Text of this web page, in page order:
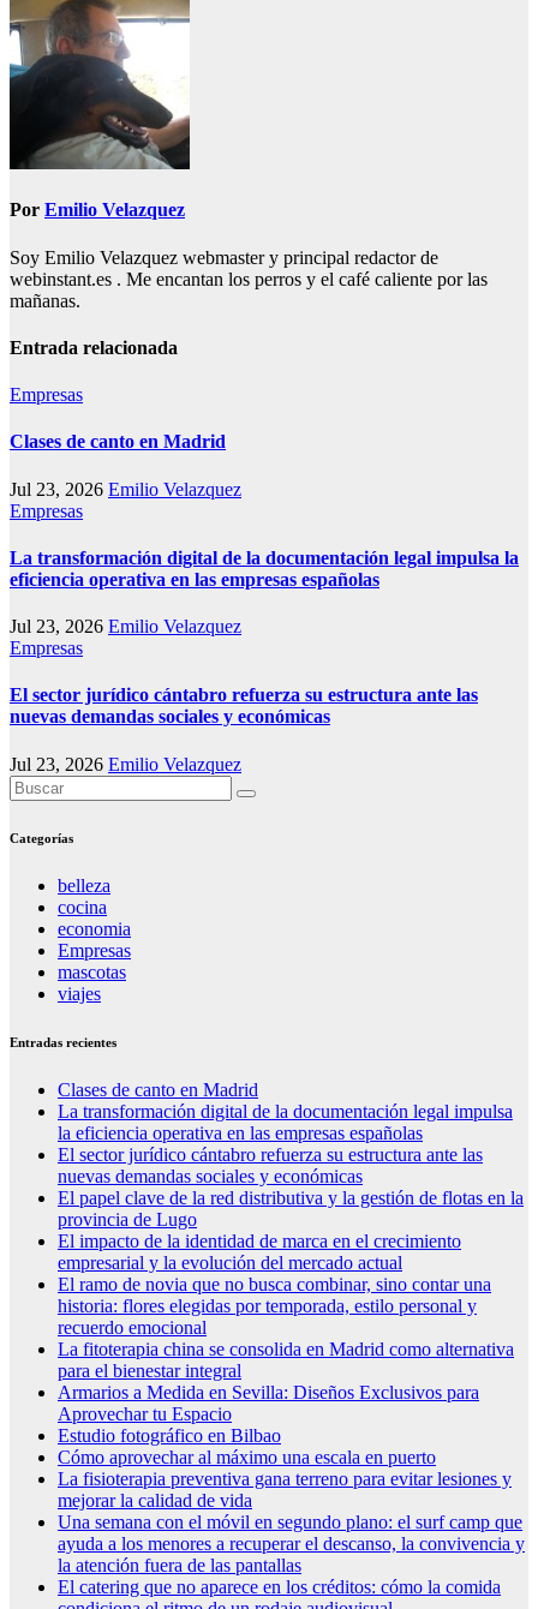
Por Emilio Velazquez
Soy Emilio Velazquez webmaster y principal redactor de
webinstant.es . Me encantan los perros y el café caliente por las
mañanas.
Entrada relacionada
Empresas
Clases de canto en Madrid
Jul 23, 2026 Emilio Velazquez
Empresas
La transformación digital de la documentación legal impulsa la
eficiencia operativa en las empresas españolas
Jul 23, 2026 Emilio Velazquez
Empresas
El sector jurídico cántabro refuerza su estructura ante las
nuevas demandas sociales y económicas
Jul 23, 2026 Emilio Velazquez
Categorías
belleza
cocina
economia
Empresas
mascotas
viajes
Entradas recientes
Clases de canto en Madrid
La transformación digital de la documentación legal impulsa
la eficiencia operativa en las empresas españolas
El sector jurídico cántabro refuerza su estructura ante las
nuevas demandas sociales y económicas
El papel clave de la red distributiva y la gestión de flotas en la
provincia de Lugo
El impacto de la identidad de marca en el crecimiento
empresarial y la evolución del mercado actual
El ramo de novia que no busca combinar, sino contar una
historia: flores elegidas por temporada, estilo personal y
recuerdo emocional
La fitoterapia china se consolida en Madrid como alternativa
para el bienestar integral
Armarios a Medida en Sevilla: Diseños Exclusivos para
Aprovechar tu Espacio
Estudio fotográfico en Bilbao
Cómo aprovechar al máximo una escala en puerto
La fisioterapia preventiva gana terreno para evitar lesiones y
mejorar la calidad de vida
Una semana con el móvil en segundo plano: el surf camp que
ayuda a los menores a recuperar el descanso, la convivencia y
la atención fuera de las pantallas
El catering que no aparece en los créditos: cómo la comida